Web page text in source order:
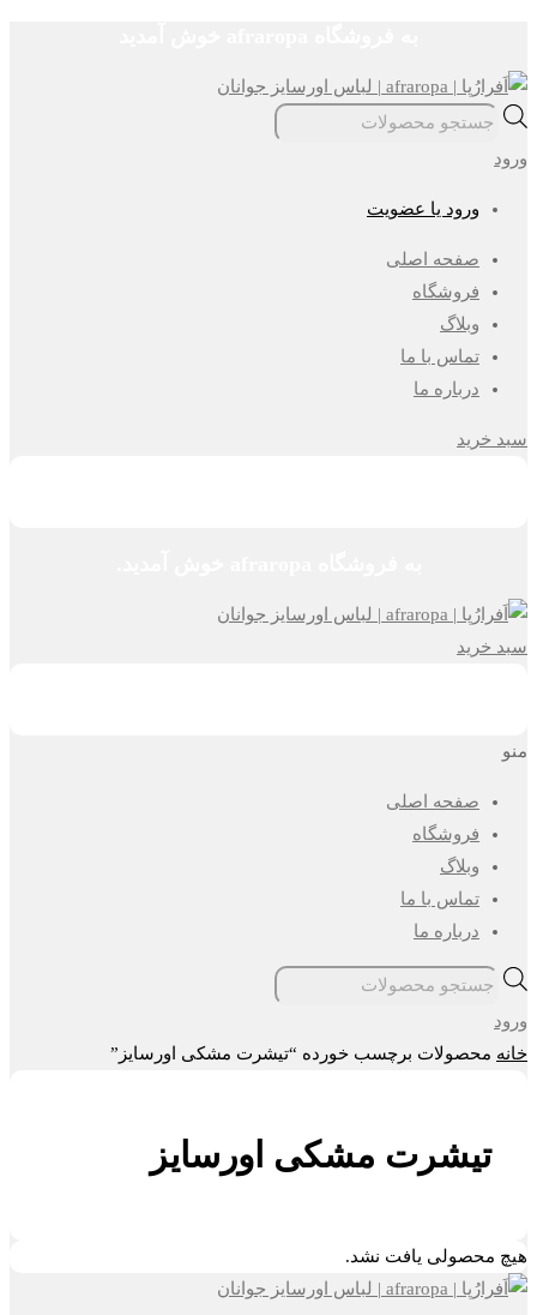
to
content
جستجوی
ورود
ورود یا عضویت
صفحه اصلی
فروشگاه
وبلاگ
تماس با ما
درباره ما
سبد خرید
سبد خرید
منو
صفحه اصلی
فروشگاه
وبلاگ
تماس با ما
درباره ما
جستجوی
ورود
خانه محصولات برچسب خورده “تیشرت مشکی اورسایز”
تیشرت مشکی اورسایز
هیچ محصولی یافت نشد.